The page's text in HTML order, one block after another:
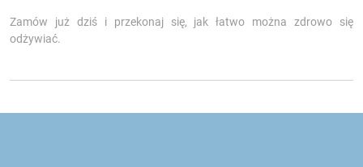
Zamów już dziś i przekonaj się, jak łatwo można zdrowo się
odżywiać.